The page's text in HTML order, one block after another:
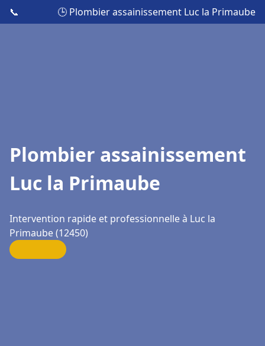
📞 🕒 Plombier assainissement Luc la Primaube
Plombier assainissement
Luc la Primaube
Intervention rapide et professionnelle à Luc la
Primaube (12450)